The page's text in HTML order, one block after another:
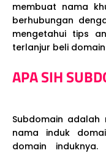
membuat nama
berhubungan
mengetahui tips
terlanjur beli
APA SIH
Subdomain
nama induk
domain